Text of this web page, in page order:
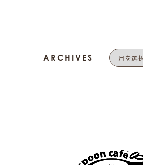
ARCHIVES